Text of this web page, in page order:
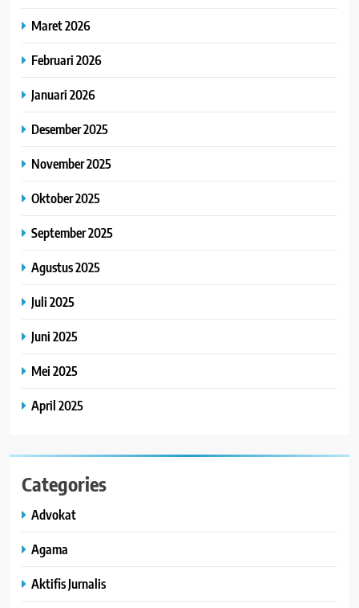
Maret 2026
Februari 2026
Januari 2026
Desember 2025
November 2025
Oktober 2025
September 2025
Agustus 2025
Juli 2025
Juni 2025
Mei 2025
April 2025
Categories
Advokat
Agama
Aktifis Jurnalis